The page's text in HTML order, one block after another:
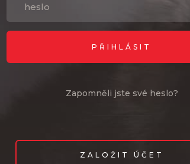
PŘIHLÁSIT
Zapomněli jste své heslo?
ZALOŽIT ÚČET